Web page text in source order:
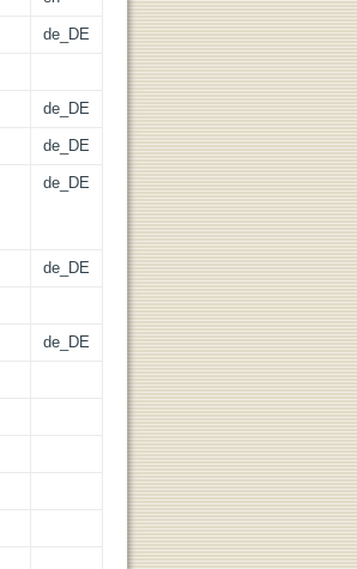
de_DE
de_DE
de_DE
de_DE
de_DE
de_DE